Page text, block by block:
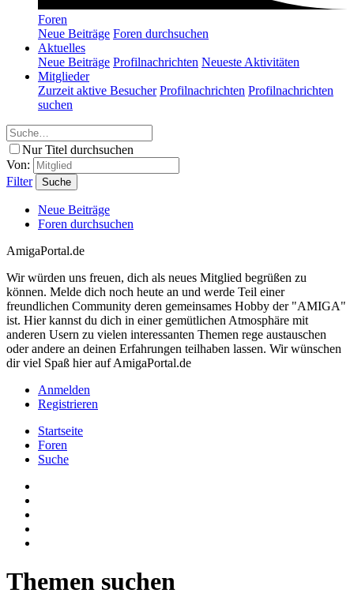
Foren
Neue Beiträge Foren durchsuchen
Aktuelles
Neue Beiträge Profilnachrichten Neueste Aktivitäten
Mitglieder
Zurzeit aktive Besucher Profilnachrichten Profilnachrichten
suchen
Nur Titel durchsuchen
Von:
Filter
Suche
Neue Beiträge
Foren durchsuchen
AmigaPortal.de
Wir würden uns freuen, dich als neues Mitglied begrüßen zu
können. Melde dich noch heute an und werde Teil einer
freundlichen Community deren gemeinsames Hobby der "AMIGA"
ist. Hier kannst du dich in einer gemütlichen Atmosphäre mit
anderen Usern zu vielen interessanten Themen rege austauschen
oder andere an deinen Erfahrungen teilhaben lassen. Wir wünschen
dir viel Spaß hier auf AmigaPortal.de
Anmelden
Registrieren
Startseite
Foren
Suche
Themen suchen